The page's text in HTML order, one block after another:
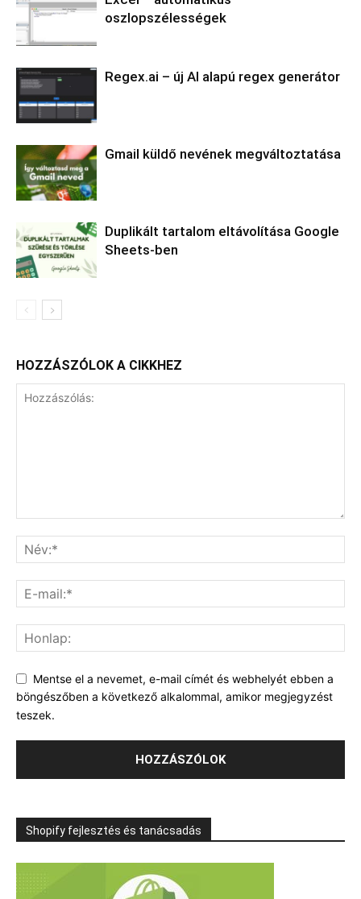
oszlopszélességek
Regex.ai – új AI alapú regex generátor
Gmail küldő nevének megváltoztatása
Duplikált tartalom eltávolítása Google
Sheets-ben
HOZZÁSZÓLOK A CIKKHEZ
Mentse el a nevemet, e-mail címét és webhelyét ebben a
böngészőben a következő alkalommal, amikor megjegyzést
teszek.
Shopify fejlesztés és tanácsadás